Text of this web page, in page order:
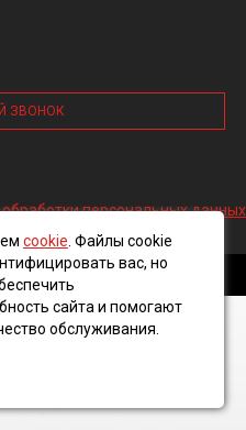
ЗВОНОК
персональных данных
компания, 2016 ©
cookie . Файлы cookie
вас, но
сайта и помогают
обслуживания.